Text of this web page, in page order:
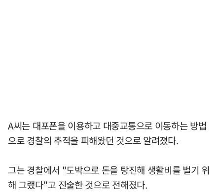
A씨는 대포폰을 이용하고 대중교통으로 이동하는 방법
으로 경찰의 추적을 피해왔던 것으로 알려졌다.
그는 경찰에서 "도박으로 돈을 탕진해 생활비를 벌기 위
해 그랬다"고 진술한 것으로 전해졌다.